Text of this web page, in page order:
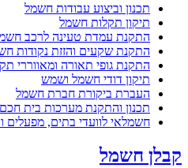
תכנון וביצוע עבודות חשמל
תיקון תקלות חשמל
התקנת עמדת טעינה לרכב
התקנת שקעים והזזת נקודות
התקנת גופי תאורה ומאווררי
תיקון דודי חשמל ושמש
העברת ביקורת חברת חשמל
תכנון והתקנת מערכות בית חכם
חשמלאי לוועדי בתים, מפעלים
קבלן חשמל